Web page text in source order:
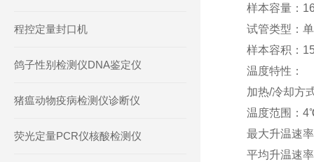
样本容量：
试管类型：
样本容积：
温度特性：
加热/冷却方
温度范围：
最大升温速
平均升温速
程控定量封口机
鸽子性别检测仪DNA鉴定仪
猪瘟动物疫病检测仪诊断仪
荧光定量PCR仪核酸检测仪